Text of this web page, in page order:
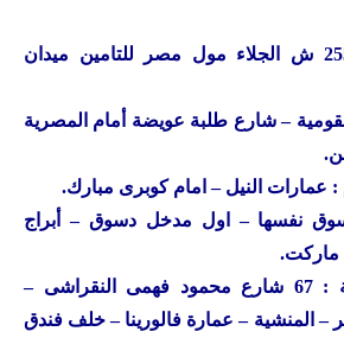
فرع طنطا : 255 ش الجلاء مول مصر للتامين ميدان
– شارع طلبة عويضة أمام المصرية
عمارات النيل – امام كوبرى مبارك.
نفسها – اول مدخل دسوق – أبراج
ماركت.
فرع الاسكندرية : 67 شارع محمود فهمى النقراشى –
المنشية – عمارة فالورينا – خلف فندق